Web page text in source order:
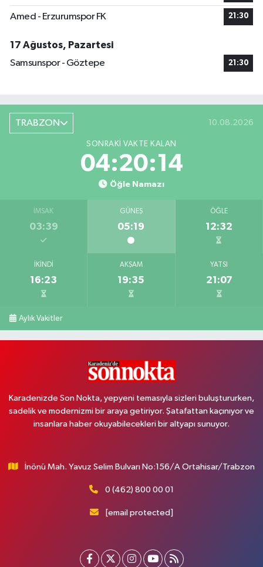
Amed - Erzurumspor FK 21:30
17 Ağustos, Pazartesi
Samsunspor - Göztepe
21:30
TRABZON 10.08.2026
SONRAKI VAKTE KALAN
04:20:13
Öğle Namazı
İMSAK
03:39
GÜNEŞ
05:19
ÖĞLE
12:32
İKINDI
16:23
AKŞAM
19:35
YATSI
21:07
Aylık Vakitler
Karadenizde Son Nokta, yepyeni temasıyla sizleri buluştururken,
sadelik ve modernizmi bir araya getiriyor. Şatafattan kaçınıyor ve
insanlara haber okuyabilecekleri bir altyapı sunuyor.
İnönü Mah. Yavuz Selim Bulvarı No:156/A Ortahisar/Trabzon
0 (462) 800 00 01
[email protected]